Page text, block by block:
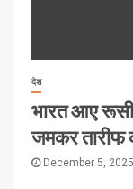
देश
भारत आए रूसी
जमकर तारीफ
December 5, 2025